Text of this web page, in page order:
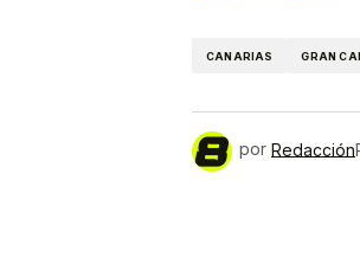
CANARIAS GRAN
por Redacción